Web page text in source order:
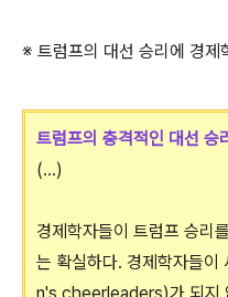
※ 트럼프의 대선 승리에 경제
트럼프의 충격적인 대선 승
(...)
경제학자들이 트럼프 승리
는 확실하다. 경제학자들